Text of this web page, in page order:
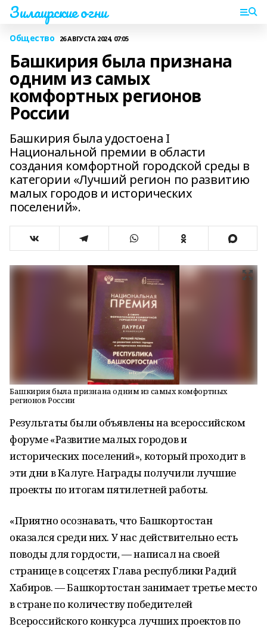
Зилаирские огни
Общество 26 АВГУСТА 2024, 07:05
Башкирия была признана
одним из самых
комфортных регионов
России
Башкирия была удостоена I
Национальной премии в области
создания комфортной городской среды в
категории «Лучший регион по развитию
малых городов и исторических
поселений».
Башкирия была признана одним из самых комфортных
регионов России
Результаты были объявлены на всероссийском
форуме «Развитие малых городов и
исторических поселений», который проходит в
эти дни в Калуге. Награды получили лучшие
проекты по итогам пятилетней работы.
«Приятно осознавать, что Башкортостан
оказался среди них. У нас действительно есть
поводы для гордости, — написал на своей
странице в соцсетях Глава республики Радий
Хабиров. — Башкортостан занимает третье место
в стране по количеству победителей
Всероссийского конкурса лучших проектов по